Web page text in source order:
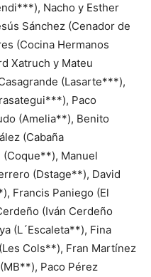
Nacho y Esther
Sánchez (Cenador de
(Cocina Hermanos
Xatruch y Mateu
(Lasarte***),
Paco
(Amelia**), Benito
(Cabaña
(Coque**), Manuel
(Dstage**), David
Francis Paniego (El
(Iván Cerdeño
(L´Escaleta**), Fina
Cols**), Fran Martínez
Paco Pérez